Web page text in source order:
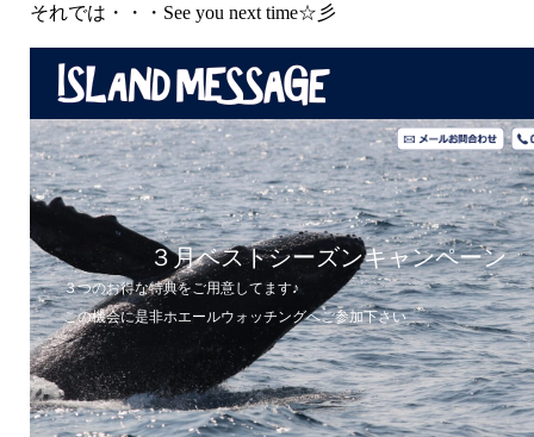
それでは・・・See you next time☆彡